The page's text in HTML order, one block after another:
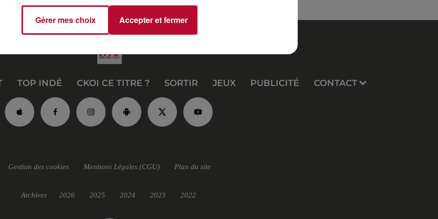
TOP INDÉ CKOI CE TITRE ? SORTIR JEUX PUBLICITÉ CONTACT
Gestion des cookies Mentions Légales (CGU) Plan du site
Archives 2026 2025 2024 2023 2022
Gérer mes choix Accepter et fermer